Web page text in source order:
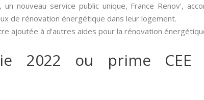
nouveau service public unique, France Renov’,
de rénovation énergétique dans leur logement.
ajoutée à d’autres aides pour la rénovation
2022 ou prime CEE